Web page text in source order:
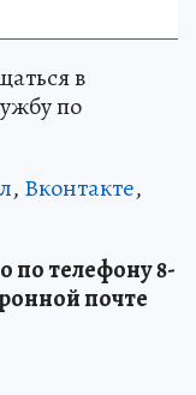
в
по
, Вконтакте,
по телефону 8-
почте